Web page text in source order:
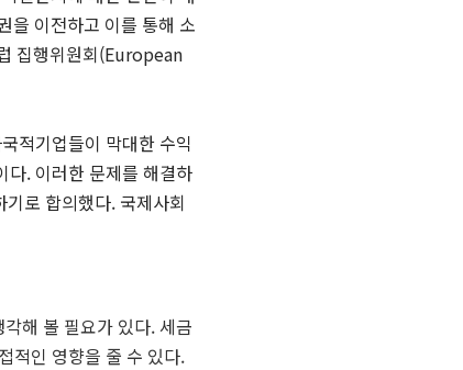
을 이전하고 이를 통해 소
집행위원회(European
적기업들이 막대한 수익
다. 이러한 문제를 해결하
로 합의했다. 국제사회
해 볼 필요가 있다.세금
적인 영향을 줄 수 있다.